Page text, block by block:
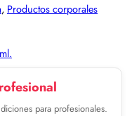
, Productos corporales
para profesionales.